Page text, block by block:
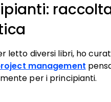
letto diversi libri, ho
management
per i principianti.